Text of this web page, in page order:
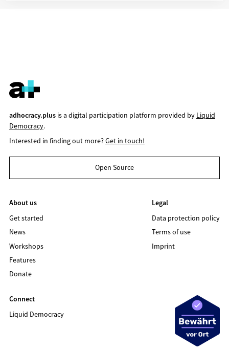
adhocracy.plusis a digital participation platform provided by Liquid
Democracy.
Interested in finding out more?Get in touch!
Open Source
About us
Get started
News
Workshops
Features
Donate
Legal
Data protection policy
Terms of use
Imprint
Connect
Liquid Democracy